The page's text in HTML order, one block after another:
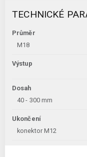
TECHNICKÉ
Průměr
M18
Výstup
Dosah
40 - 300 mm
Ukončení
konektor M12